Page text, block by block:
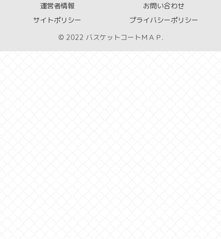
運営者情報
お問い合わせ
サイトポリシー
プライバシーポリシー
© 2022 バスケットコートＭＡＰ.